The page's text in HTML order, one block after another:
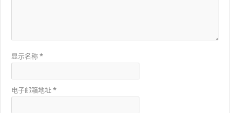
显示名称*
电子邮箱地址*